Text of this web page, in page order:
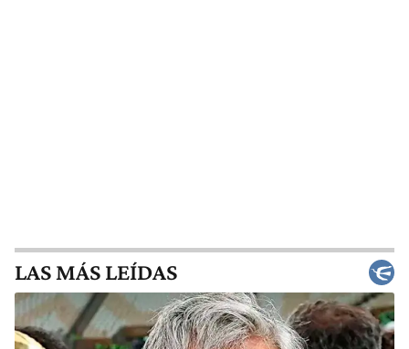
LAS MÁS LEÍDAS